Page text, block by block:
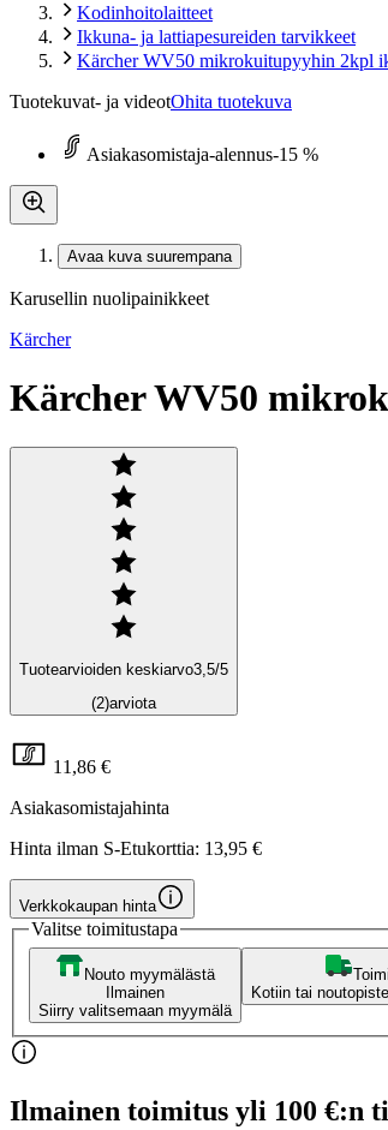
Kodinhoitolaitteet
Ikkuna- ja lattiapesureiden tarvikkeet
Kärcher WV50 mikrokuitupyyhin 2kpl
Tuotekuvat- ja videotOhita tuotekuva
Asiakasomistaja-alennus-15 %
Avaa kuva suurempana
Karusellin nuolipainikkeet
Kärcher
Kärcher WV50
Tuotearvioiden keskiarvo3,5/5
(2)arviota
11,86 €
Asiakasomistajahinta
Hinta ilman S-Etukorttia: 13,95 €
Verkkokaupan hinta
Valitse toimitustapa
Nouto myymälästä
Ilmainen
Siirry valitsemaan myymälä
Kotiin tai
Ilmainen toimitus yli 100 €:n